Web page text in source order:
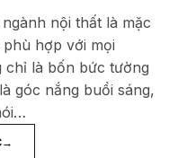
nội thất là mặc
hợp với mọi
chỉ là bốn bức tường
góc nắng buổi sáng,
→